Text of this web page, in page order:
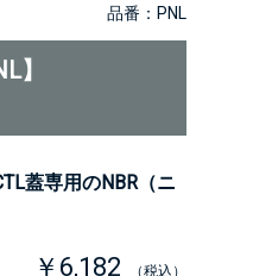
品番：PNL
】
蓋専用のNBR（ニ
￥6,182 （税込）